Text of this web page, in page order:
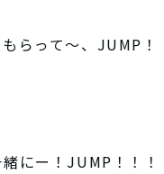
らって〜、JUMP！
にー！JUMP！！！